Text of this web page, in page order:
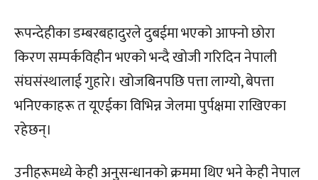
रूपन्देहीका डम्बरबहादुरले दुबईमा भएको आफ्नो छोरा
किरण सम्पर्कविहीन भएको भन्दै खोजी गरिदिन नेपाली
संघसंस्थालाई गुहारे। खोजबिनपछि पत्ता लाग्यो, बेपत्ता
भनिएकाहरू त यूएईका विभिन्न जेलमा पुर्पक्षमा राखिएका
रहेछन्।
उनीहरूमध्ये केही अनुसन्धानको क्रममा थिए भने केही नेपाल